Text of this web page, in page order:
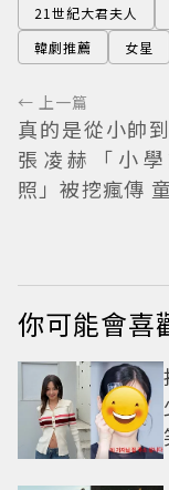
21世紀大君夫人
韓劇推薦
女星
← 上一篇
真的是從小帥到
張凌赫「小
照」被挖瘋傳
大
你可能會喜